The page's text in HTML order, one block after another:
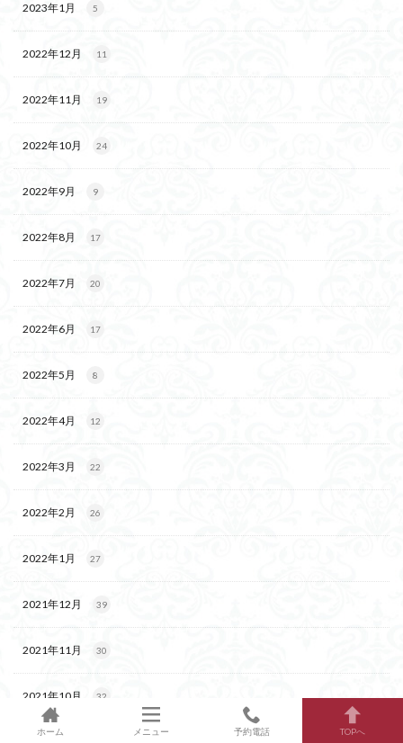
2023年1月 5
2022年12月 11
2022年11月 19
2022年10月 24
2022年9月 9
2022年8月 17
2022年7月 20
2022年6月 17
2022年5月 8
2022年4月 12
2022年3月 22
2022年2月 26
2022年1月 27
2021年12月 39
2021年11月 30
2021年10月 32
ホーム メニュー 予約電話 TOPへ